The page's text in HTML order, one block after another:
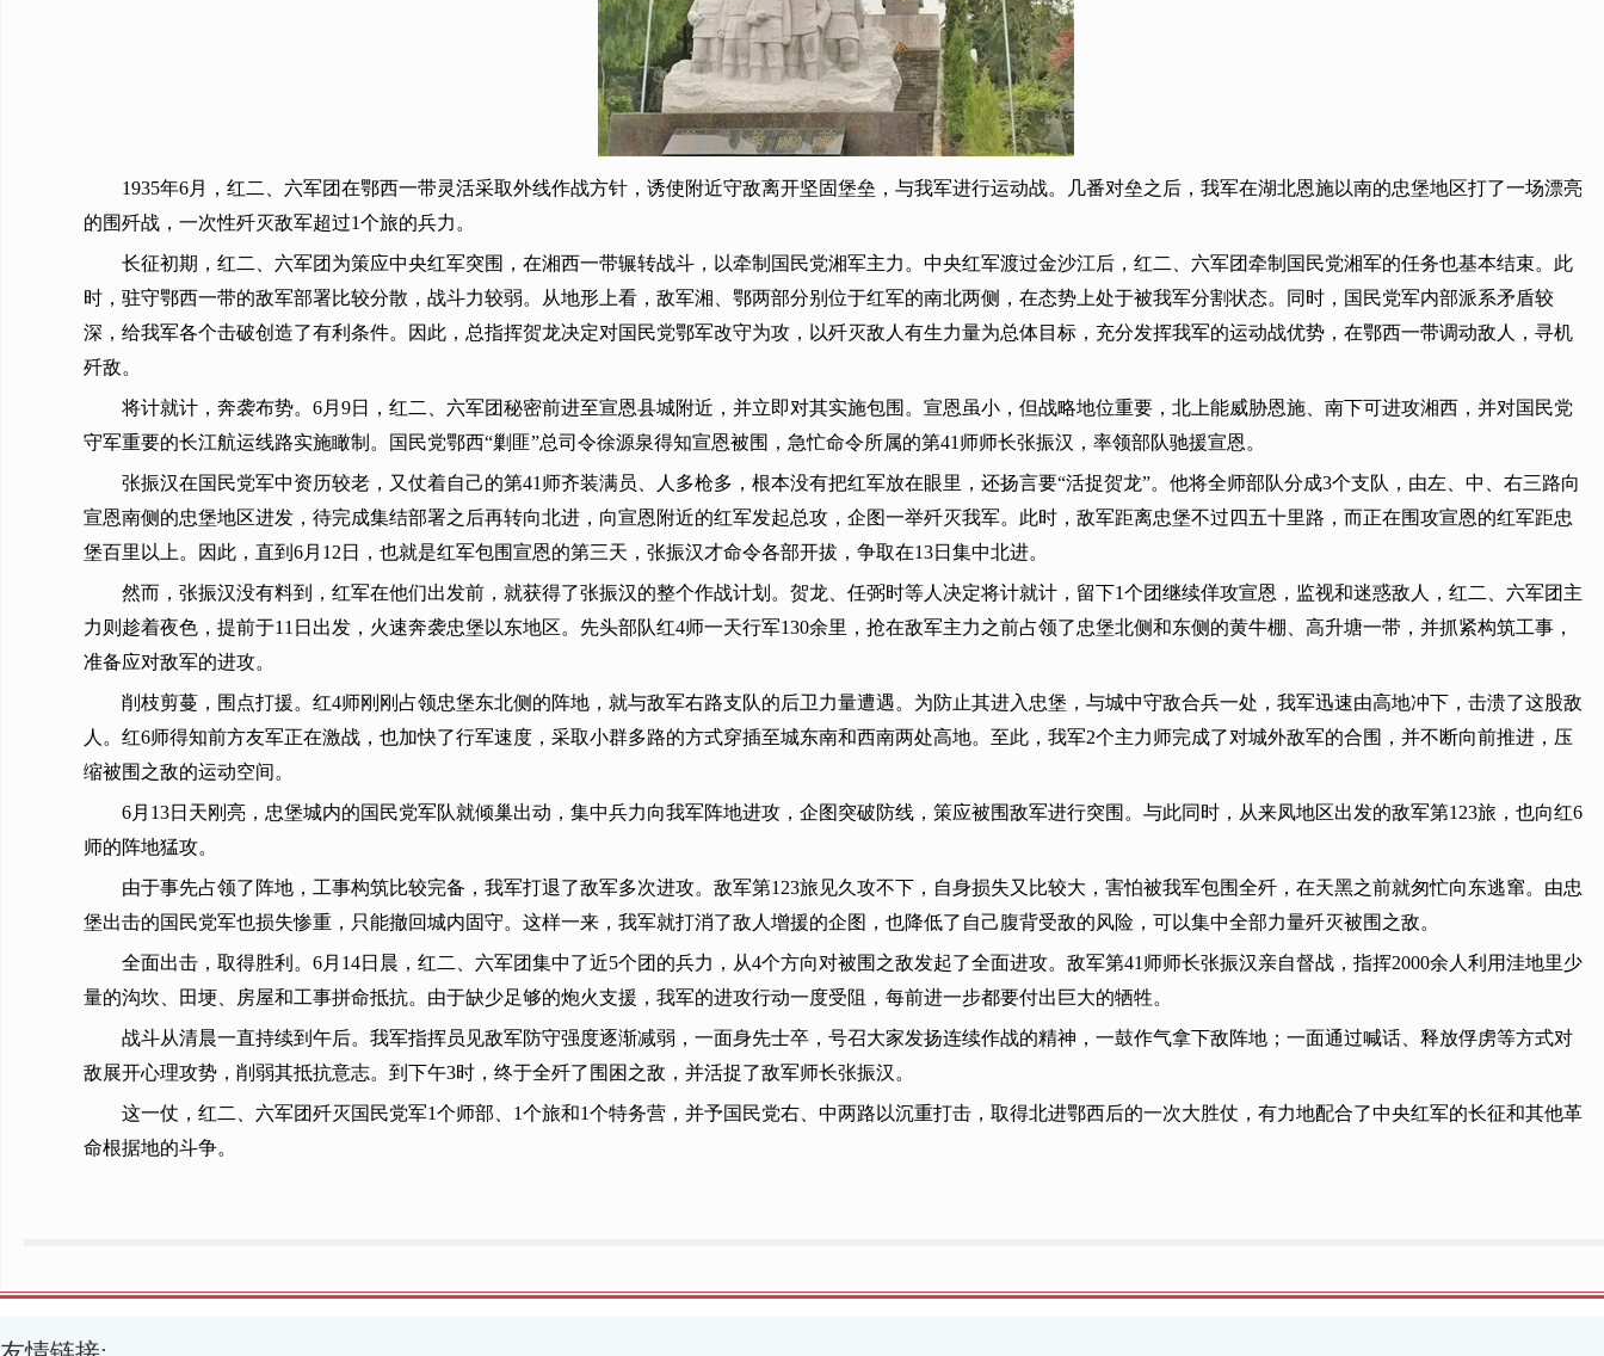
1935年6月，红二、六军团在鄂西一带灵活采取外线作战方针，诱使附近守敌离开坚固堡垒，与我军进行运动战。几番对垒之后，我军在湖北恩施以南的忠堡地区打了一场漂亮
的围歼战，一次性歼灭敌军超过1个旅的兵力。
长征初期，红二、六军团为策应中央红军突围，在湘西一带辗转战斗，以牵制国民党湘军主力。中央红军渡过金沙江后，红二、六军团牵制国民党湘军的任务也基本结束。此
时，驻守鄂西一带的敌军部署比较分散，战斗力较弱。从地形上看，敌军湘、鄂两部分别位于红军的南北两侧，在态势上处于被我军分割状态。同时，国民党军内部派系矛盾较
深，给我军各个击破创造了有利条件。因此，总指挥贺龙决定对国民党鄂军改守为攻，以歼灭敌人有生力量为总体目标，充分发挥我军的运动战优势，在鄂西一带调动敌人，寻机
歼敌。
将计就计，奔袭布势。6月9日，红二、六军团秘密前进至宣恩县城附近，并立即对其实施包围。宣恩虽小，但战略地位重要，北上能威胁恩施、南下可进攻湘西，并对国民党
守军重要的长江航运线路实施瞰制。国民党鄂西“剿匪”总司令徐源泉得知宣恩被围，急忙命令所属的第41师师长张振汉，率领部队驰援宣恩。
张振汉在国民党军中资历较老，又仗着自己的第41师齐装满员、人多枪多，根本没有把红军放在眼里，还扬言要“活捉贺龙”。他将全师部队分成3个支队，由左、中、右三路向
宣恩南侧的忠堡地区进发，待完成集结部署之后再转向北进，向宣恩附近的红军发起总攻，企图一举歼灭我军。此时，敌军距离忠堡不过四五十里路，而正在围攻宣恩的红军距忠
堡百里以上。因此，直到6月12日，也就是红军包围宣恩的第三天，张振汉才命令各部开拔，争取在13日集中北进。
然而，张振汉没有料到，红军在他们出发前，就获得了张振汉的整个作战计划。贺龙、任弼时等人决定将计就计，留下1个团继续佯攻宣恩，监视和迷惑敌人，红二、六军团主
力则趁着夜色，提前于11日出发，火速奔袭忠堡以东地区。先头部队红4师一天行军130余里，抢在敌军主力之前占领了忠堡北侧和东侧的黄牛棚、高升塘一带，并抓紧构筑工事，
准备应对敌军的进攻。
削枝剪蔓，围点打援。红4师刚刚占领忠堡东北侧的阵地，就与敌军右路支队的后卫力量遭遇。为防止其进入忠堡，与城中守敌合兵一处，我军迅速由高地冲下，击溃了这股敌
人。红6师得知前方友军正在激战，也加快了行军速度，采取小群多路的方式穿插至城东南和西南两处高地。至此，我军2个主力师完成了对城外敌军的合围，并不断向前推进，压
缩被围之敌的运动空间。
6月13日天刚亮，忠堡城内的国民党军队就倾巢出动，集中兵力向我军阵地进攻，企图突破防线，策应被围敌军进行突围。与此同时，从来凤地区出发的敌军第123旅，也向红6
师的阵地猛攻。
由于事先占领了阵地，工事构筑比较完备，我军打退了敌军多次进攻。敌军第123旅见久攻不下，自身损失又比较大，害怕被我军包围全歼，在天黑之前就匆忙向东逃窜。由忠
堡出击的国民党军也损失惨重，只能撤回城内固守。这样一来，我军就打消了敌人增援的企图，也降低了自己腹背受敌的风险，可以集中全部力量歼灭被围之敌。
全面出击，取得胜利。6月14日晨，红二、六军团集中了近5个团的兵力，从4个方向对被围之敌发起了全面进攻。敌军第41师师长张振汉亲自督战，指挥2000余人利用洼地里少
量的沟坎、田埂、房屋和工事拼命抵抗。由于缺少足够的炮火支援，我军的进攻行动一度受阻，每前进一步都要付出巨大的牺牲。
战斗从清晨一直持续到午后。我军指挥员见敌军防守强度逐渐减弱，一面身先士卒，号召大家发扬连续作战的精神，一鼓作气拿下敌阵地；一面通过喊话、释放俘虏等方式对
敌展开心理攻势，削弱其抵抗意志。到下午3时，终于全歼了围困之敌，并活捉了敌军师长张振汉。
这一仗，红二、六军团歼灭国民党军1个师部、1个旅和1个特务营，并予国民党右、中两路以沉重打击，取得北进鄂西后的一次大胜仗，有力地配合了中央红军的长征和其他革
命根据地的斗争。